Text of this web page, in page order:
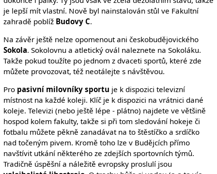
je lepší mít vlastní. Nově byl nainstalován stůl ve Fakultní
zahradě poblíž Budovy C.
Na závěr ještě nelze opomenout ani českobudějovického
Sokola. Sokolovnu a atletický ovál naleznete na Sokoláku.
Takže pokud toužíte po jednom z dvaceti sportů, které zde
můžete provozovat, též neotálejte s návštěvou.
Pro pasivní milovníky sportu je k dispozici televizní
místnost na každé koleji. Klíč je k dispozici na vrátnici dané
koleje. Televizi (nebo ještě lépe - plátno) najdete ve většině
hospod kolem fakulty, takže si při tom sledování hokeje či
fotbalu můžete pěkně zanadávat na to štěstíčko a srdíčko
nad točeným pivem. Kromě toho lze v Budějcích přímo
navštívit utkání některého ze zdejších sportovních týmů.
Tradičně úspěšní a náležitě evropsky proslulí jsou